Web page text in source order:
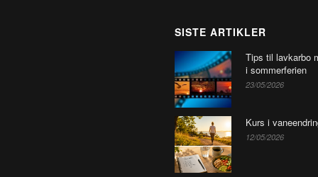
SISTE ARTIKLER
Tips til lavkarbo
i sommerferien
23/05/2026
Kurs i
12/05/2026